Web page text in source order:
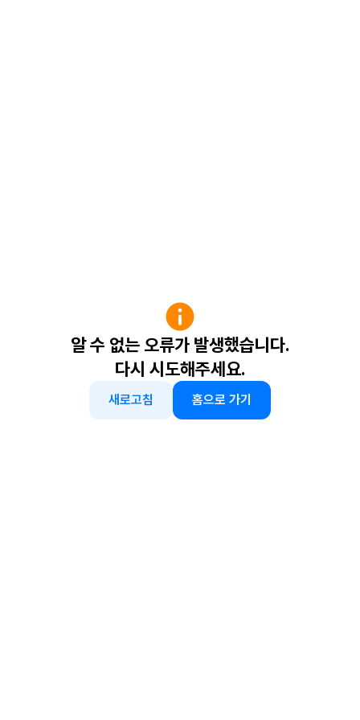
알 수 없는 오류가 발생했습니다.
다시 시도해주세요.
새로고침 홈으로 가기